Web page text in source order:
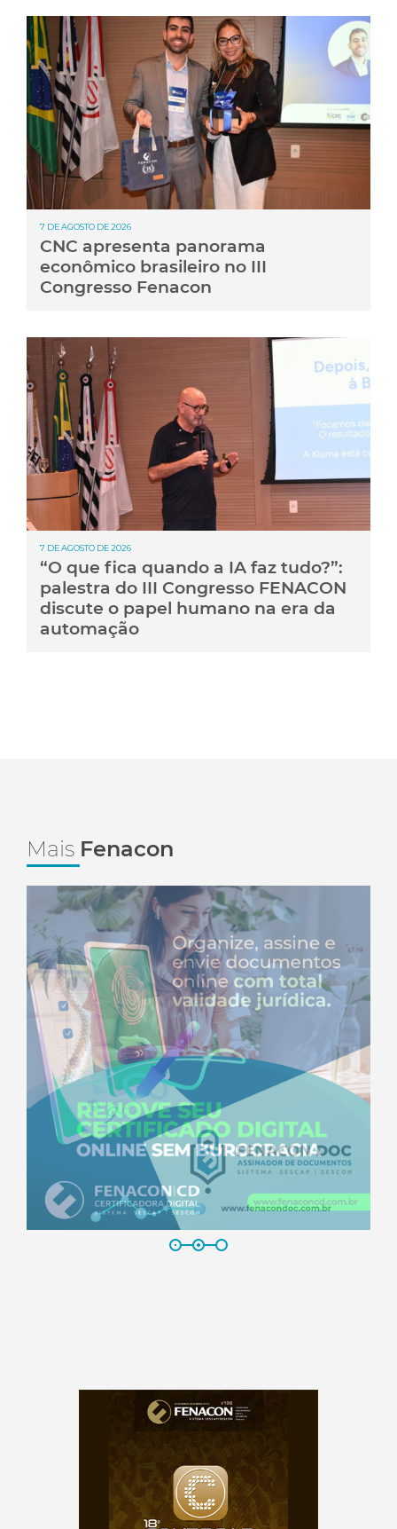
7 DE AGOSTO DE 2026
CNC apresenta panorama
econômico brasileiro no III
Congresso Fenacon
7 DE AGOSTO DE 2026
“O que fica quando a IA faz tudo?”:
palestra do III Congresso FENACON
discute o papel humano na era da
automação
Mais Fenacon